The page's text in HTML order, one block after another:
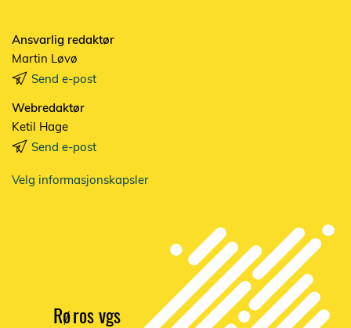
Ansvarlig redaktør
Martin Løvø
Send e-post
Webredaktør
Ketil Hage
Send e-post
Velg informasjonskapsler
Røros vgs